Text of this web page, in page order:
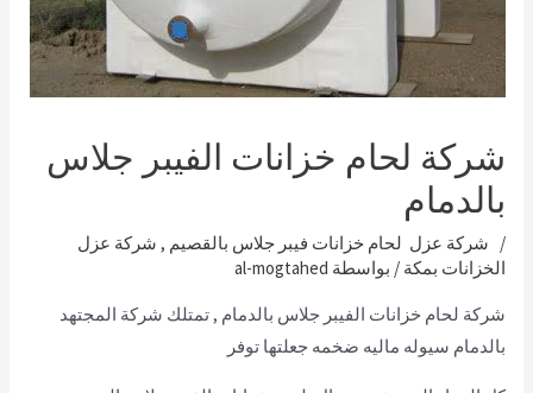
شركة لحام خزانات الفيبر جلاس
بالدمام
/ شركة عزل لحام خزانات فيبر جلاس بالقصيم , شركة عزل
الخزانات بمكة / بواسطة al-mogtahed
شركة لحام خزانات الفيبر جلاس بالدمام ,تمتلك شركة المجتهد
بالدمام سيوله ماليه ضخمه جعلتها توفر